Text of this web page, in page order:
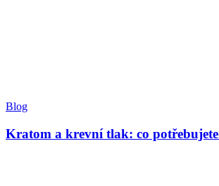
Blog
Kratom a krevní tlak: co potřebujete